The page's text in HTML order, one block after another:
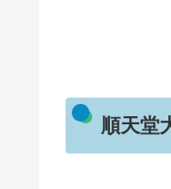
順天堂